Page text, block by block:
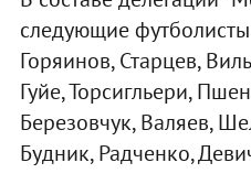
следующие
Горяинов, Старцев,
Гуйе, Торсигльери,
Березовчук, Валяев,
Будник, Радченко,